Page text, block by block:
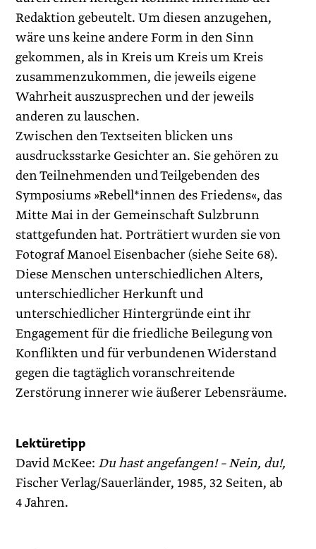
Redaktion gebeutelt. Um diesen anzugehen,
wäre uns keine andere Form in den Sinn
gekommen, als in Kreis um Kreis um Kreis
zusammenzukommen, die jeweils eigene
Wahrheit auszusprechen und der jeweils
anderen zu lauschen.
Zwischen den Textseiten blicken uns
ausdrucksstarke Gesichter an. Sie gehören zu
den Teilnehmenden und Teilgebenden des
Symposiums »Rebell*innen des Friedens«, das
Mitte Mai in der Gemeinschaft Sulzbrunn
stattgefunden hat. Porträtiert wurden sie von
Fotograf Manoel Eisenbacher (siehe Seite 68).
Diese Menschen unterschiedlichen Alters,
unterschiedlicher Herkunft und
unterschiedlicher Hintergründe eint ihr
Engagement für die friedliche Beilegung von
Konflikten und für verbundenen Widerstand
gegen die tagtäglich voranschreitende
Zerstörung innerer wie äußerer Lebensräume.
Lektüretipp
David McKee:Du hast angefangen! – Nein, du!,
Fischer Verlag/Sauerländer, 1985, 32 Seiten, ab
4 Jahren.